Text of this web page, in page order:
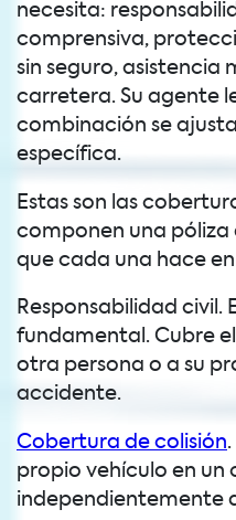
necesita:
comprensiva,
sin seguro, asistencia
carretera. Su agente
combinación se
específica.
Estas son las
componen una póliza
que cada una hace
Responsabilidad civil.
fundamental. Cubre
otra persona o a su
accidente.
Cobertura de colisión
propio vehículo en un
independientemente